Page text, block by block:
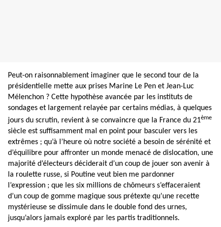
Peut-on raisonnablement imaginer que le second tour de la
présidentielle mette aux prises Marine Le Pen et Jean-Luc
Mélenchon ? Cette hypothèse avancée par les instituts de
sondages et largement relayée par certains médias, à quelques
jours du scrutin, revient à se convaincre que la France du 21ème
siècle est suffisamment mal en point pour basculer vers les
extrêmes ; qu’à l’heure où notre société a besoin de sérénité et
d’équilibre pour affronter un monde menacé de dislocation, une
majorité d’électeurs déciderait d’un coup de jouer son avenir à
la roulette russe, si Poutine veut bien me pardonner
l’expression ; que les six millions de chômeurs s’effaceraient
d’un coup de gomme magique sous prétexte qu’une recette
mystérieuse se dissimule dans le double fond des urnes,
jusqu’alors jamais exploré par les partis traditionnels.